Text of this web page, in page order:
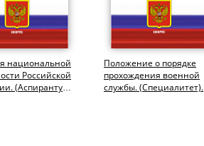
национальной
Российской
(Аспирантура,
Положение о порядке
прохождения военной
службы. (Специалитет).